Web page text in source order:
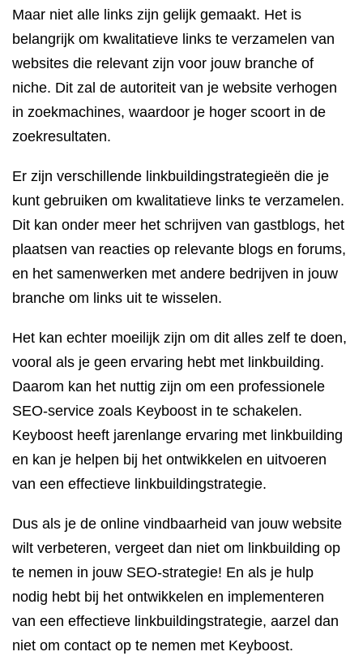
Maar niet alle links zijn gelijk gemaakt. Het is
belangrijk om kwalitatieve links te verzamelen van
websites die relevant zijn voor jouw branche of
niche. Dit zal de autoriteit van je website verhogen
in zoekmachines, waardoor je hoger scoort in de
zoekresultaten.
Er zijn verschillende linkbuildingstrategieën die je
kunt gebruiken om kwalitatieve links te verzamelen.
Dit kan onder meer het schrijven van gastblogs, het
plaatsen van reacties op relevante blogs en forums,
en het samenwerken met andere bedrijven in jouw
branche om links uit te wisselen.
Het kan echter moeilijk zijn om dit alles zelf te doen,
vooral als je geen ervaring hebt met linkbuilding.
Daarom kan het nuttig zijn om een professionele
SEO-service zoals Keyboost in te schakelen.
Keyboost heeft jarenlange ervaring met linkbuilding
en kan je helpen bij het ontwikkelen en uitvoeren
van een effectieve linkbuildingstrategie.
Dus als je de online vindbaarheid van jouw website
wilt verbeteren, vergeet dan niet om linkbuilding op
te nemen in jouw SEO-strategie! En als je hulp
nodig hebt bij het ontwikkelen en implementeren
van een effectieve linkbuildingstrategie, aarzel dan
niet om contact op te nemen met Keyboost.